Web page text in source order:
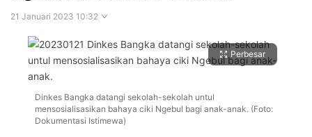
21 Januari 2023 10:32
Perbesar
Dinkes Bangka datangi sekolah-sekolah untul
mensosialisasikan bahaya ciki Ngebul bagi anak-anak. (Foto:
Dokumentasi Istimewa)